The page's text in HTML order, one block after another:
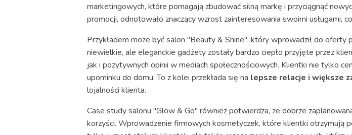
marketingowych, które pomagają zbudować silną markę i przyciągnąć
promocji, odnotowało znaczący wzrost zainteresowania swoimi usługami,
Przykładem może być salon "Beauty & Shine", który wprowadził do
niewielkie, ale eleganckie gadżety zostały bardzo ciepło przyjęte przez
jak i pozytywnych opinii w mediach społecznościowych. Klientki nie tylko
upominku do domu. To z kolei przekłada się na lepsze relacje i większe
lojalności klienta.
Case study salonu "Glow & Go" również potwierdza, że dobrze
korzyści. Wprowadzenie firmowych kosmetyczek, które klientki otrzymują